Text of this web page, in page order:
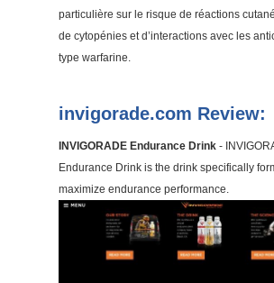
particulière sur le risque de réactions
de cytopénies et d’interactions avec les
type warfarine.
invigorade.com Review:
INVIGORADE Endurance Drink -
Endurance Drink is the drink specifically
maximize endurance performance.